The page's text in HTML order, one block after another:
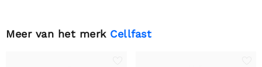
Meer van het merk Cellfast